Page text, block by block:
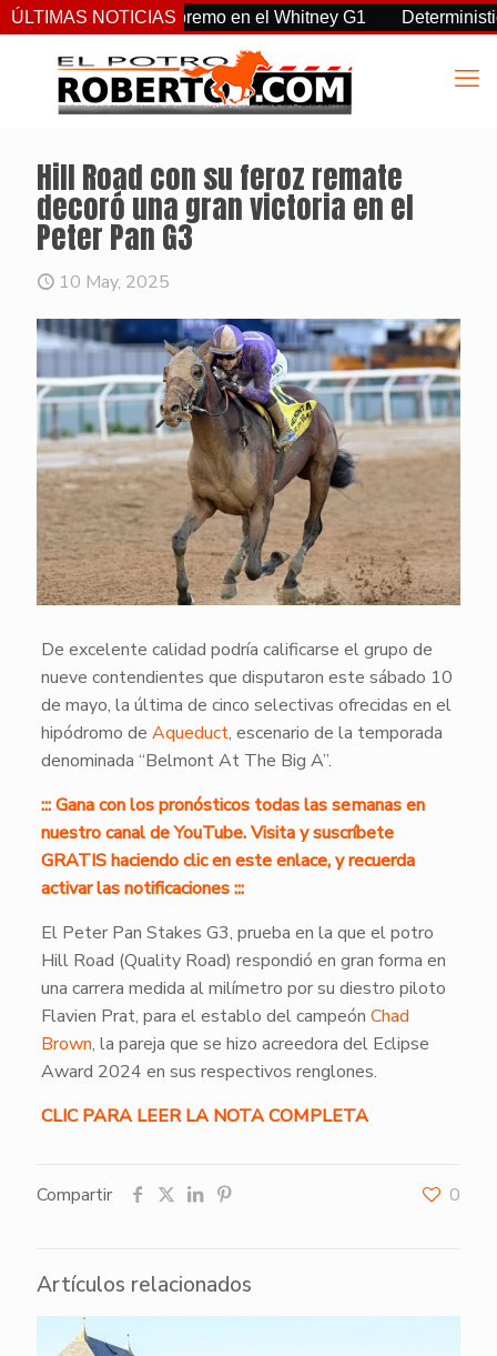
ÚLTIMAS NOTICIASsupremo en el Whitney G1 Deterministic:
Hill Road con su feroz remate
decoró una gran victoria en el
Peter Pan G3
10 May, 2025
De excelente calidad podría calificarse el grupo de
nueve contendientes que disputaron este sábado 10
de mayo, la última de cinco selectivas ofrecidas en el
hipódromo de Aqueduct, escenario de la temporada
denominada “Belmont At The Big A”.
::: Gana con los pronósticos todas las semanas en
nuestro canal de YouTube. Visita y suscríbete
GRATIS haciendo clic en este enlace, y recuerda
activar las notificaciones :::
El Peter Pan Stakes G3, prueba en la que el potro
Hill Road (Quality Road) respondió en gran forma en
una carrera medida al milímetro por su diestro piloto
Flavien Prat, para el establo del campeón Chad
Brown, la pareja que se hizo acreedora del Eclipse
Award 2024 en sus respectivos renglones.
CLIC PARA LEER LA NOTA COMPLETA
Compartir 0
Artículos relacionados